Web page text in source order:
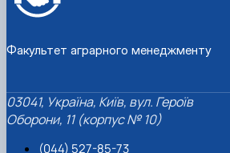
Факультет аграрного менеджменту
03041, Україна, Київ, вул. Героїв
Оборони, 11 (корпус № 10)
(044) 527-85-73